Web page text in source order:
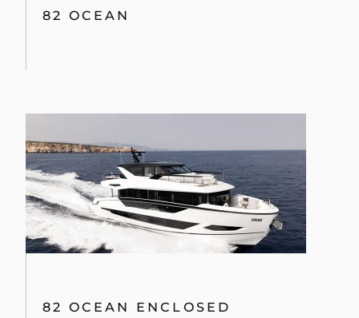
82 OCEAN
82 OCEAN ENCLOSED